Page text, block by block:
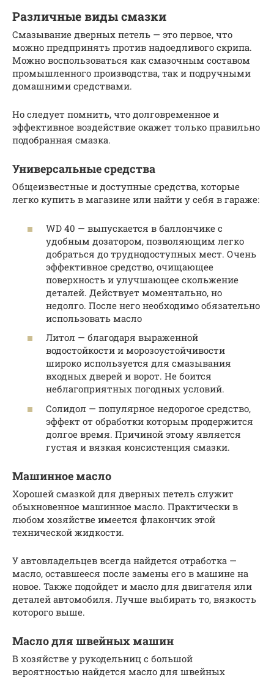
Различные виды смазки
Смазывание дверных петель — это первое, что
можно предпринять против надоедливого скрипа.
Можно воспользоваться как смазочным составом
промышленного производства, так и подручными
домашними средствами.
Но следует помнить, что долговременное и
эффективное воздействие окажет только правильно
подобранная смазка.
Универсальные средства
Общеизвестные и доступные средства, которые
легко купить в магазине или найти у себя в гараже:
WD 40 — выпускается в баллончике с
удобным дозатором, позволяющим легко
добраться до труднодоступных мест. Очень
эффективное средство, очищающее
поверхность и улучшающее скольжение
деталей. Действует моментально, но
недолго. После него необходимо обязательно
использовать масло
Литол — благодаря выраженной
водостойкости и морозоустойчивости
широко используется для смазывания
входных дверей и ворот. Не боится
неблагоприятных погодных условий.
Солидол — популярное недорогое средство,
эффект от обработки которым продержится
долгое время. Причиной этому является
густая и вязкая консистенция смазки.
Машинное масло
Хорошей смазкой для дверных петель служит
обыкновенное машинное масло. Практически в
любом хозяйстве имеется флакончик этой
технической жидкости.
У автовладельцев всегда найдется отработка —
масло, оставшееся после замены его в машине на
новое. Также подойдет и масло для двигателя или
деталей автомобиля. Лучше выбирать то, вязкость
которого выше.
Масло для швейных машин
В хозяйстве у рукодельниц с большой
вероятностью найдется масло для швейных